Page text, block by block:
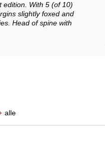
edition. With 5 (of 10)
slightly foxed and
Head of spine with
alle